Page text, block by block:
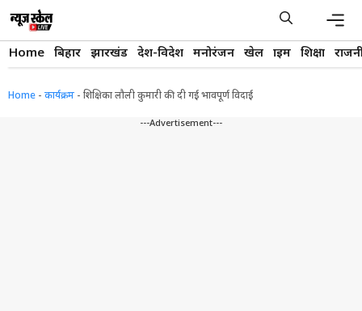
content
Home बिहार झारखंड देश-विदेश मनोरंजन खेल क्राइम शिक्षा
Home - कार्यक्रम - शिक्षिका लौली कुमारी की दी गई भावपूर्ण विदाई
---Advertisement---